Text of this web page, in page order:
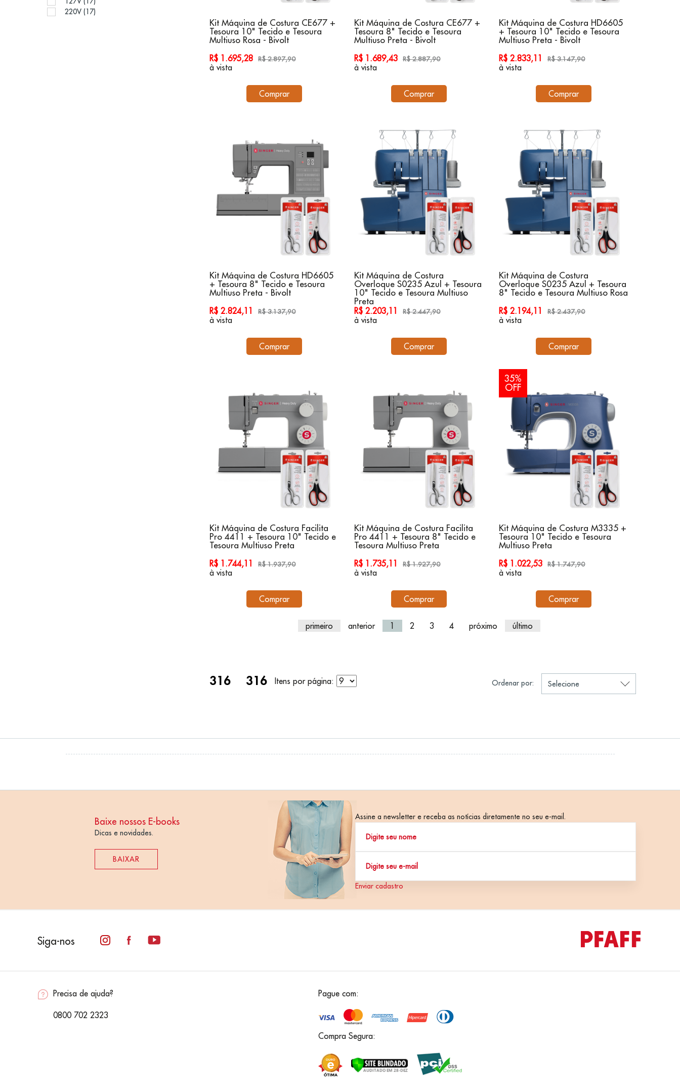
220V (17)
Kit Máquina de Costura CE677 +
Tesoura 10" Tecido e Tesoura
Multiuso Rosa - Bivolt
R$ 1.695,28 R$ 2.897,90
à vista
Comprar
Kit Máquina de Costura CE677 +
Tesoura 8" Tecido e Tesoura
Multiuso Preta - Bivolt
R$ 1.689,43 R$ 2.887,90
à vista
Comprar
Kit Máquina de Costura HD6605
+ Tesoura 10" Tecido e Tesoura
Multiuso Preta - Bivolt
R$ 2.833,11 R$ 3.147,90
à vista
Comprar
Kit Máquina de Costura HD6605
+ Tesoura 8" Tecido e Tesoura
Multiuso Preta - Bivolt
R$ 2.824,11 R$ 3.137,90
à vista
Comprar
Kit Máquina de Costura
Overloque S0235 Azul + Tesoura
10" Tecido e Tesoura Multiuso
Preta
R$ 2.203,11 R$ 2.447,90
à vista
Comprar
Kit Máquina de Costura
Overloque S0235 Azul + Tesoura
8" Tecido e Tesoura Multiuso Rosa
R$ 2.194,11 R$ 2.437,90
à vista
Comprar
Kit Máquina de Costura Facilita
Pro 4411 + Tesoura 10" Tecido e
Tesoura Multiuso Preta
R$ 1.744,11 R$ 1.937,90
à vista
Comprar
Kit Máquina de Costura Facilita
Pro 4411 + Tesoura 8" Tecido e
Tesoura Multiuso Preta
R$ 1.735,11 R$ 1.927,90
à vista
Comprar
35%
OFF
Kit Máquina de Costura M3335 +
Tesoura 10" Tecido e Tesoura
Multiuso Preta
R$ 1.022,53 R$ 1.747,90
à vista
Comprar
primeiro anterior 1 2 3 4 próximo último
316 316 Ordenar por:
Itens por página:
Baixe nossos E-books
Dicas e novidades.
BAIXAR
Assine a newsletter e receba as notícias diretamente no seu e-mail.
Enviar cadastro
Siga-nos
Precisa de ajuda?
0800 702 2323
Pague com:
Compra Segura: